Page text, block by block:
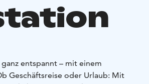
entspannt – mit einem
Geschäftsreise oder Urlaub: Mit